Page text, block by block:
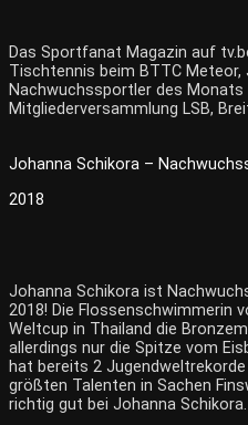
Das Sportfanat Magazin auf
Tischtennis beim BTTC Meteor,
Nachwuchssportler des Monats
Mitgliederversammlung LSB,
Johanna Schikora –
2018
Johanna Schikora ist
2018! Die Flossenschwimmerin
Weltcup in Thailand die
allerdings nur die Spitze vom
hat bereits 2
größten Talenten in Sachen
richtig gut bei Johanna Schikora.